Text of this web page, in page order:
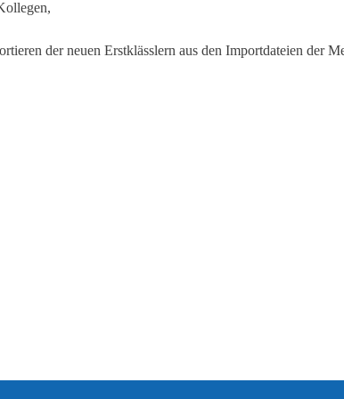
der neuen Erstklässlern aus den Importdateien der